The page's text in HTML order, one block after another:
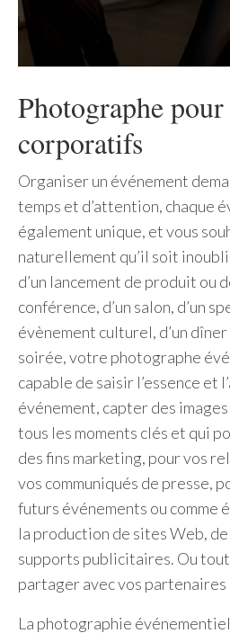
Photographe
corporatifs
Organiser un événement
temps et d’attention, chaque
également unique, et vous
naturellement qu’il soit
d’un lancement de produit ou
conférence, d’un salon, d’un
évènement culturel, d’un dîner
soirée, votre photographe
capable de saisir l’essence et
événement, capter des
tous les moments clés et qui
des fins marketing, pour vos
vos communiqués de presse,
futurs événements ou comme
la production de sites Web,
supports publicitaires. Ou
partager avec vos
La photographie